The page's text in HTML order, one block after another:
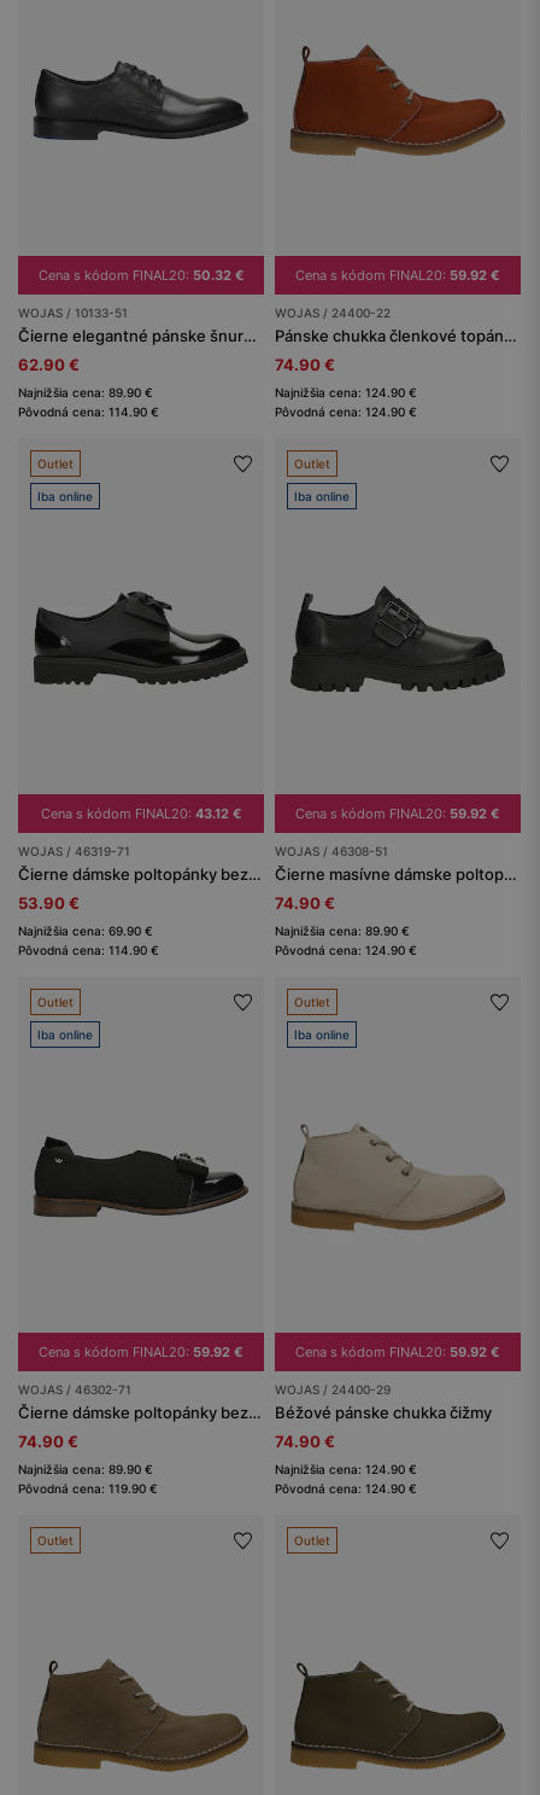
Cena s kódom FINAL20: 50.32 €
WOJAS / 10133-51
Čierne elegantné pánske šnurovacie poltopánky
62.90 €
Najnižšia cena: 89.90 €
Pôvodná cena: 114.90 €
Cena s kódom FINAL20: 59.92 €
WOJAS / 24400-22
Pánske chukka členkové topánky z nubuku s kontrastnými prešívaniami
74.90 €
Najnižšia cena: 124.90 €
Pôvodná cena: 124.90 €
Outlet
Iba online
Cena s kódom FINAL20: 43.12 €
WOJAS / 46319-71
Čierne dámske poltopánky bez šnúrok s lakovanými prvkami
53.90 €
Najnižšia cena: 69.90 €
Pôvodná cena: 114.90 €
Outlet
Iba online
Cena s kódom FINAL20: 59.92 €
WOJAS / 46308-51
Čierne masívne dámske poltopánky s prackou
74.90 €
Najnižšia cena: 89.90 €
Pôvodná cena: 124.90 €
Outlet
Iba online
Cena s kódom FINAL20: 59.92 €
WOJAS / 46302-71
Čierne dámske poltopánky bez šnúrok s ozdobným výrezom a mašľou
74.90 €
Najnižšia cena: 89.90 €
Pôvodná cena: 119.90 €
Outlet
Iba online
Cena s kódom FINAL20: 59.92 €
WOJAS / 24400-29
Béžové pánske chukka čižmy
74.90 €
Najnižšia cena: 124.90 €
Pôvodná cena: 124.90 €
Outlet Outlet